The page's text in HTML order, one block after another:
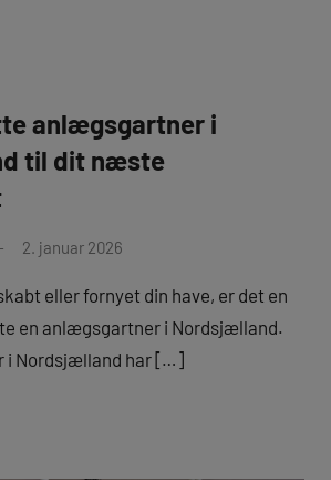
anlægsgartner i
til dit næste
2. januar 2026
eller fornyet din have, er det en
en anlægsgartner i Nordsjælland.
i Nordsjælland har […]